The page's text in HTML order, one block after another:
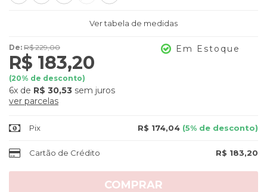
Ver tabela de medidas
De: R$ 229,00
R$ 183,20
(20% de desconto)
6x de R$ 30,53 sem juros
ver parcelas
Em Estoque
Pix R$ 174,04 (5% de desconto)
Cartão de Crédito R$ 183,20
COMPRAR